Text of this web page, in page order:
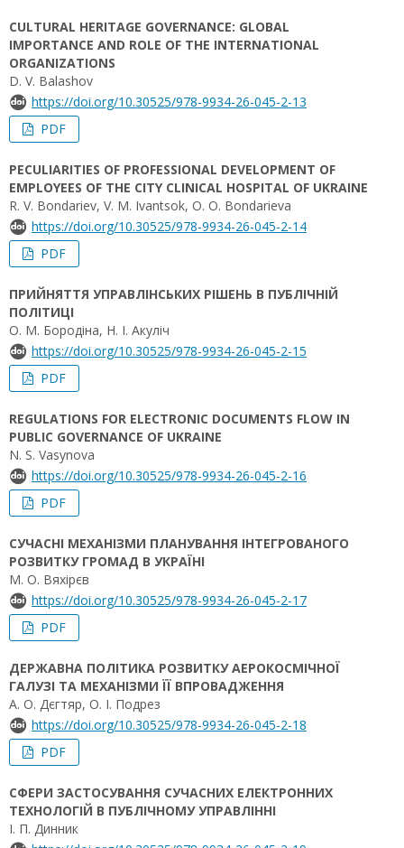
CULTURAL HERITAGE GOVERNANCE: GLOBAL
IMPORTANCE AND ROLE OF THE INTERNATIONAL
ORGANIZATIONS
D. V. Balashov
https://doi.org/10.30525/978-9934-26-045-2-13
PDF
PECULIARITIES OF PROFESSIONAL DEVELOPMENT OF
EMPLOYEES OF THE CITY CLINICAL HOSPITAL OF UKRAINE
R. V. Bondariev, V. M. Ivantsok, O. O. Bondarieva
https://doi.org/10.30525/978-9934-26-045-2-14
PDF
ПРИЙНЯТТЯ УПРАВЛІНСЬКИХ РІШЕНЬ В ПУБЛІЧНІЙ
ПОЛІТИЦІ
О. М. Бородіна, Н. І. Акуліч
https://doi.org/10.30525/978-9934-26-045-2-15
PDF
REGULATIONS FOR ELECTRONIC DOCUMENTS FLOW IN
PUBLIC GOVERNANCE OF UKRAINE
N. S. Vasynova
https://doi.org/10.30525/978-9934-26-045-2-16
PDF
СУЧАСНІ МЕХАНІЗМИ ПЛАНУВАННЯ ІНТЕГРОВАНОГО
РОЗВИТКУ ГРОМАД В УКРАЇНІ
М. О. Вяхірєв
https://doi.org/10.30525/978-9934-26-045-2-17
PDF
ДЕРЖАВНА ПОЛІТИКА РОЗВИТКУ АЕРОКОСМІЧНОЇ
ГАЛУЗІ ТА МЕХАНІЗМИ ЇЇ ВПРОВАДЖЕННЯ
А. О. Дєгтяр, О. І. Подрез
https://doi.org/10.30525/978-9934-26-045-2-18
PDF
СФЕРИ ЗАСТОСУВАННЯ СУЧАСНИХ ЕЛЕКТРОННИХ
ТЕХНОЛОГІЙ В ПУБЛІЧНОМУ УПРАВЛІННІ
І. П. Динник